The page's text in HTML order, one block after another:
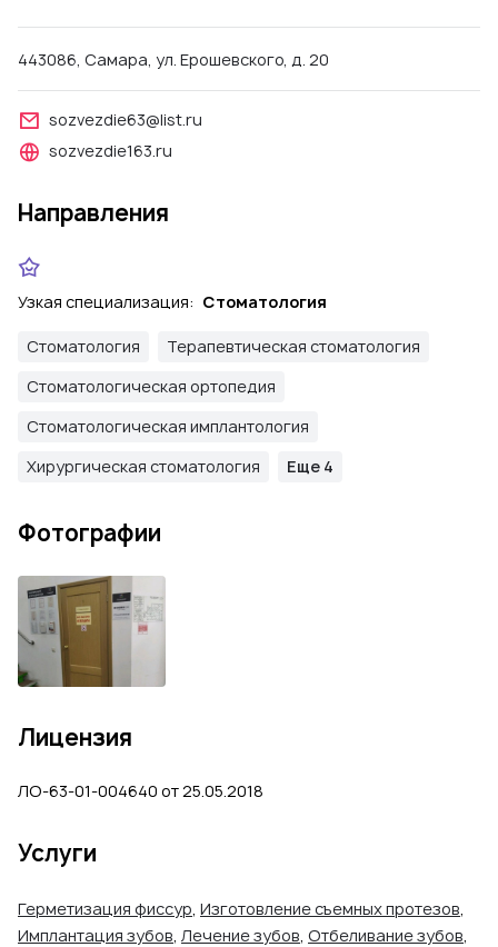
443086, Самара, ул. Ерошевского, д. 20
sozvezdie63@list.ru
sozvezdie163.ru
Направления
Узкая специализация: Стоматология
Стоматология
Терапевтическая стоматология
Стоматологическая ортопедия
Стоматологическая имплантология
Хирургическая стоматология
Еще 4
Фотографии
Лицензия
ЛО-63-01-004640 от 25.05.2018
Услуги
Герметизация фиссур, Изготовление съемных протезов,
Имплантация зубов, Лечение зубов, Отбеливание зубов,